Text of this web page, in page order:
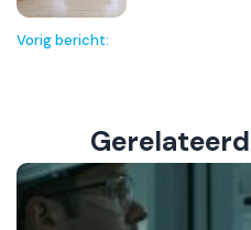
Vorig bericht: